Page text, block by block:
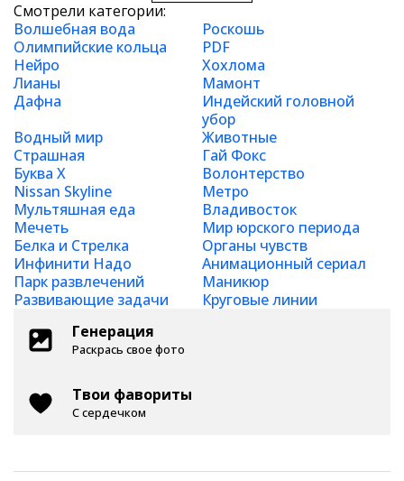
Смотрели категории:
Волшебная вода
Роскошь
Олимпийские кольца
PDF
Нейро
Хохлома
Лианы
Мамонт
Дафна
Индейский головной
убор
Водный мир
Животные
Страшная
Гай Фокс
Буква Х
Волонтерство
Nissan Skyline
Метро
Мультяшная еда
Владивосток
Мечеть
Мир юрского периода
Белка и Стрелка
Органы чувств
Инфинити Надо
Анимационный сериал
Парк развлечений
Маникюр
Развивающие задачи
Круговые линии
Генерация
Раскрась свое фото
Твои фавориты
С сердечком